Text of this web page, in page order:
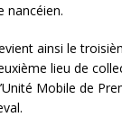
nancéien.
ainsi le
lieu de
Mobile de